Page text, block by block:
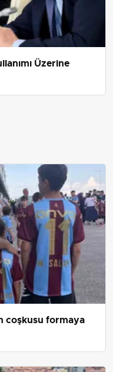
Üzerine
coşkusu formaya